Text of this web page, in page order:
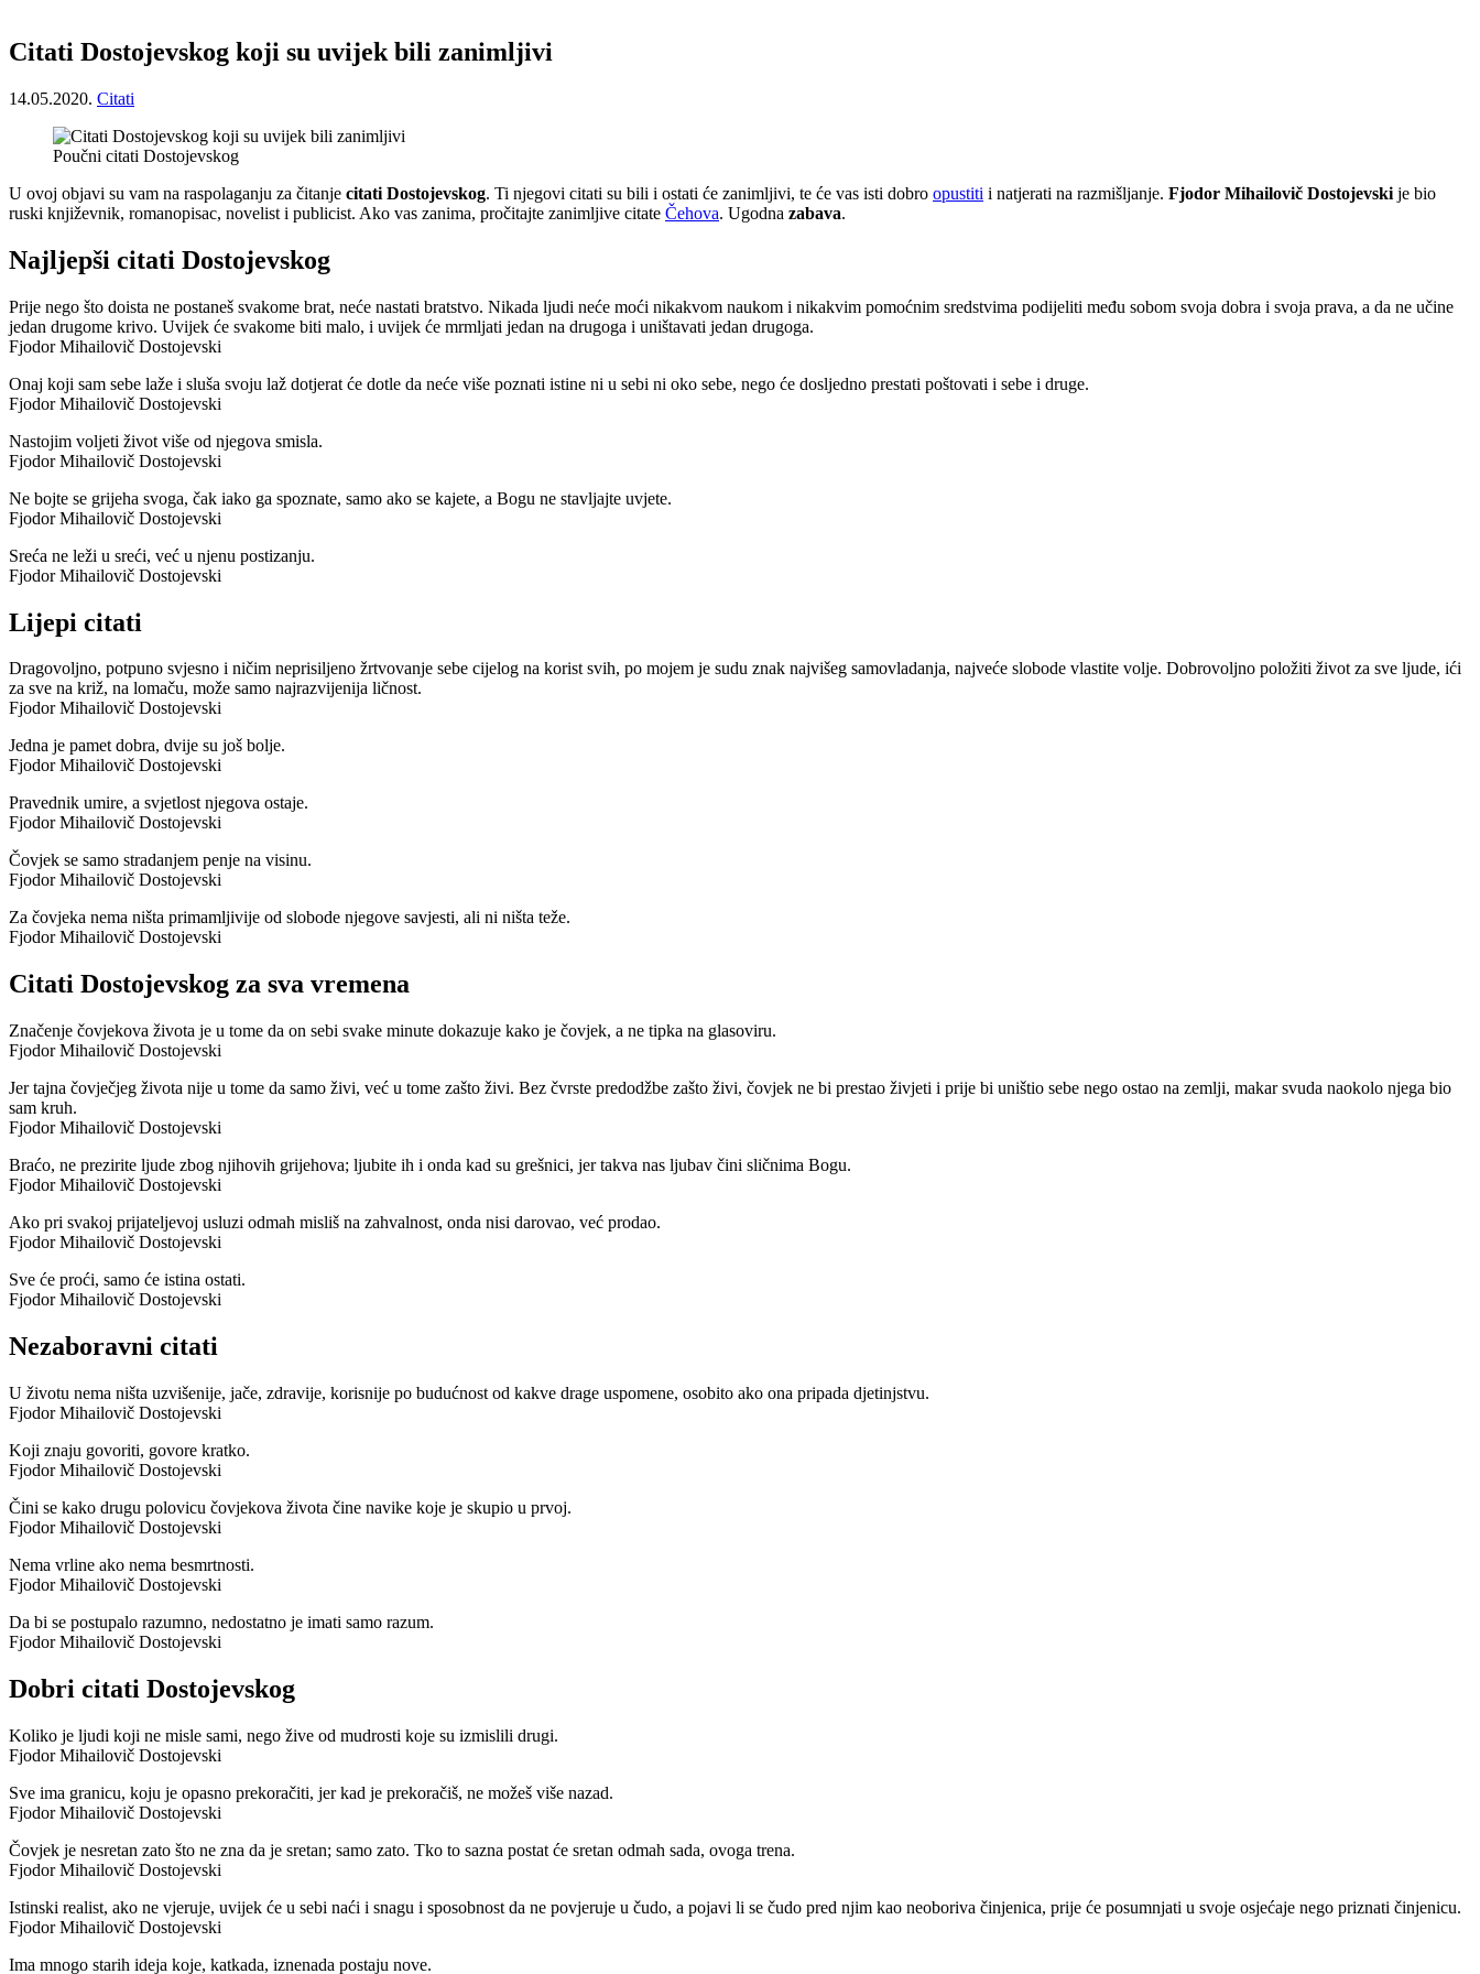
Citati Dostojevskog koji su uvijek bili zanimljivi
14.05.2020. Citati
Poučni citati Dostojevskog
U ovoj objavi su vam na raspolaganju za čitanje citati Dostojevskog. Ti njegovi citati su bili i ostati će zanimljivi, te će vas isti dobro opustiti i natjerati na razmišljanje. Fjodor Mihailovič Dostojevski je bio
ruski književnik, romanopisac, novelist i publicist. Ako vas zanima, pročitajte zanimljive citate Čehova. Ugodna zabava.
Najljepši citati Dostojevskog
Prije nego što doista ne postaneš svakome brat, neće nastati bratstvo. Nikada ljudi neće moći nikakvom naukom i nikakvim pomoćnim sredstvima podijeliti među sobom svoja dobra i svoja prava, a da ne učine
jedan drugome krivo. Uvijek će svakome biti malo, i uvijek će mrmljati jedan na drugoga i uništavati jedan drugoga.
Fjodor Mihailovič Dostojevski
Onaj koji sam sebe laže i sluša svoju laž dotjerat će dotle da neće više poznati istine ni u sebi ni oko sebe, nego će dosljedno prestati poštovati i sebe i druge.
Fjodor Mihailovič Dostojevski
Nastojim voljeti život više od njegova smisla.
Fjodor Mihailovič Dostojevski
Ne bojte se grijeha svoga, čak iako ga spoznate, samo ako se kajete, a Bogu ne stavljajte uvjete.
Fjodor Mihailovič Dostojevski
Sreća ne leži u sreći, već u njenu postizanju.
Fjodor Mihailovič Dostojevski
Lijepi citati
Dragovoljno, potpuno svjesno i ničim neprisiljeno žrtvovanje sebe cijelog na korist svih, po mojem je sudu znak najvišeg samovladanja, najveće slobode vlastite volje. Dobrovoljno položiti život za sve ljude, ići
za sve na križ, na lomaču, može samo najrazvijenija ličnost.
Fjodor Mihailovič Dostojevski
Jedna je pamet dobra, dvije su još bolje.
Fjodor Mihailovič Dostojevski
Pravednik umire, a svjetlost njegova ostaje.
Fjodor Mihailovič Dostojevski
Čovjek se samo stradanjem penje na visinu.
Fjodor Mihailovič Dostojevski
Za čovjeka nema ništa primamljivije od slobode njegove savjesti, ali ni ništa teže.
Fjodor Mihailovič Dostojevski
Citati Dostojevskog za sva vremena
Značenje čovjekova života je u tome da on sebi svake minute dokazuje kako je čovjek, a ne tipka na glasoviru.
Fjodor Mihailovič Dostojevski
Jer tajna čovječjeg života nije u tome da samo živi, već u tome zašto živi. Bez čvrste predodžbe zašto živi, čovjek ne bi prestao živjeti i prije bi uništio sebe nego ostao na zemlji, makar svuda naokolo njega bio
sam kruh.
Fjodor Mihailovič Dostojevski
Braćo, ne prezirite ljude zbog njihovih grijehova; ljubite ih i onda kad su grešnici, jer takva nas ljubav čini sličnima Bogu.
Fjodor Mihailovič Dostojevski
Ako pri svakoj prijateljevoj usluzi odmah misliš na zahvalnost, onda nisi darovao, već prodao.
Fjodor Mihailovič Dostojevski
Sve će proći, samo će istina ostati.
Fjodor Mihailovič Dostojevski
Nezaboravni citati
U životu nema ništa uzvišenije, jače, zdravije, korisnije po budućnost od kakve drage uspomene, osobito ako ona pripada djetinjstvu.
Fjodor Mihailovič Dostojevski
Koji znaju govoriti, govore kratko.
Fjodor Mihailovič Dostojevski
Čini se kako drugu polovicu čovjekova života čine navike koje je skupio u prvoj.
Fjodor Mihailovič Dostojevski
Nema vrline ako nema besmrtnosti.
Fjodor Mihailovič Dostojevski
Da bi se postupalo razumno, nedostatno je imati samo razum.
Fjodor Mihailovič Dostojevski
Dobri citati Dostojevskog
Koliko je ljudi koji ne misle sami, nego žive od mudrosti koje su izmislili drugi.
Fjodor Mihailovič Dostojevski
Sve ima granicu, koju je opasno prekoračiti, jer kad je prekoračiš, ne možeš više nazad.
Fjodor Mihailovič Dostojevski
Čovjek je nesretan zato što ne zna da je sretan; samo zato. Tko to sazna postat će sretan odmah sada, ovoga trena.
Fjodor Mihailovič Dostojevski
Istinski realist, ako ne vjeruje, uvijek će u sebi naći i snagu i sposobnost da ne povjeruje u čudo, a pojavi li se čudo pred njim kao neoboriva činjenica, prije će posumnjati u svoje osjećaje nego priznati činjenicu.
Fjodor Mihailovič Dostojevski
Ima mnogo starih ideja koje, katkada, iznenada postaju nove.